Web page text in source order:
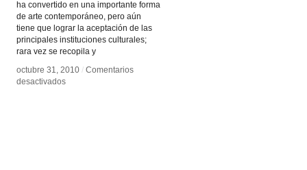
ha convertido en una importante forma
de arte contemporáneo, pero aún
tiene que lograr la aceptación de las
principales instituciones culturales;
rara vez se recopila y
octubre 31, 2010 / Comentarios
desactivadosen
octubre 31, 2010 / Comentarios
desactivadosen